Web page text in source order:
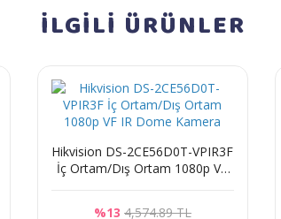
İLGİLİ ÜRÜNLER
Hikvision DS-2CE56D0T-VPIR3F
İç Ortam/Dış Ortam 1080p VF
%13 4,574.89 TL